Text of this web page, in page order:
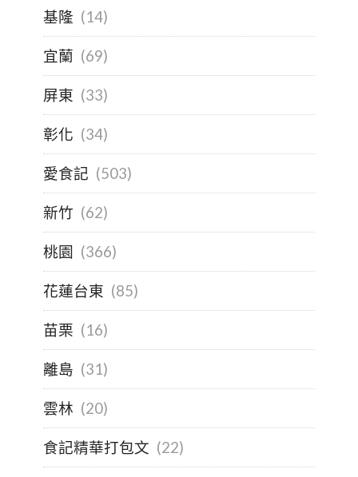
基隆 (14)
宜蘭 (69)
屏東 (33)
彰化 (34)
愛食記 (503)
新竹 (62)
桃園 (366)
花蓮台東 (85)
苗栗 (16)
離島 (31)
雲林 (20)
食記精華打包文 (22)